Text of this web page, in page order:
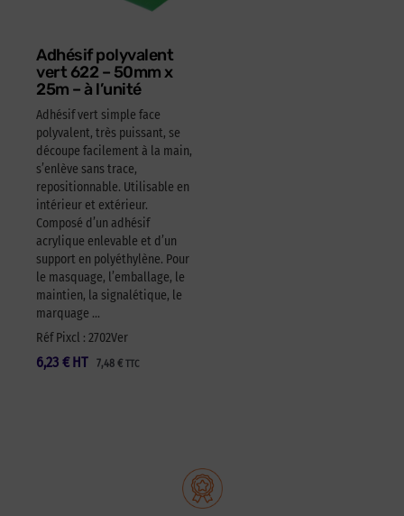
Adhésif polyvalent
vert 622 – 50mm x
25m – à l’unité
Adhésif vert simple face
polyvalent, très puissant, se
découpe facilement à la main,
s’enlève sans trace,
repositionnable. Utilisable en
intérieur et extérieur.
Composé d’un adhésif
acrylique enlevable et d’un
support en polyéthylène. Pour
le masquage, l’emballage, le
maintien, la signalétique, le
marquage …
Réf Pixcl : 2702Ver
6,23 € 7,48 € TTC
HT